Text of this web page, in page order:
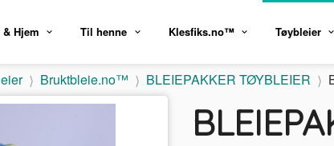
& Hjem Til henne Klesfiks.no™ Tøybleier
Bruktbleie.no™ BLEIEPAKKER TØYBLEIER